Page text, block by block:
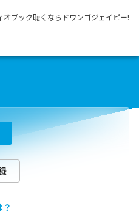
オブック聴くならドワンゴジェイピー!